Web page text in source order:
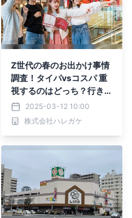
Z世代の春のお出かけ事情
調査！タイパvsコスパ 重
視するのはどっち？行き先
を選ぶリアルな基準や“行
く価値がある”と感じる条
件が判明
2025-03-12 10:00
株式会社ハレガケ